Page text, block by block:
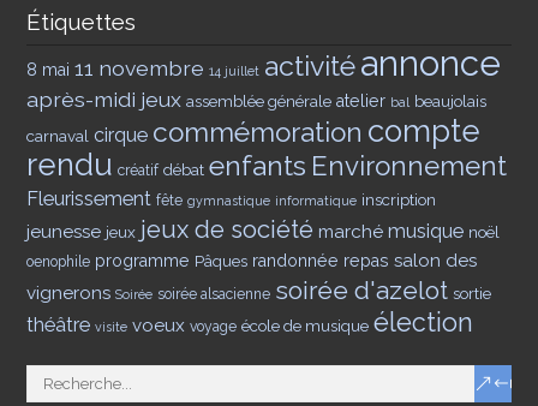
Étiquettes
8 mai 11 novembre 14 juillet activitéannonce
après-midi jeux assemblée générale atelier bal beaujolais
carnaval cirque commémoration compte
rendu créatif débat enfants Environnement
Fleurissement fête gymnastique informatique inscription
jeunesse jeux jeux de société marché musique noël
oenophile programme Pâques randonnée repas salon des
vignerons Soirée soirée alsacienne soirée d'azelot sortie
théâtre visite voeux voyage école de musique élection